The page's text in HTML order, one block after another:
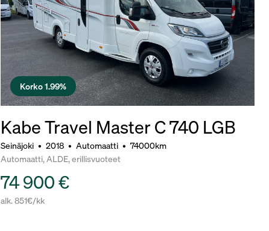
Korko 1.99%
Kabe Travel Master C 740 LGB
Seinäjoki • 2018 • Automaatti • 74000km
Automaatti, ALDE, erillisvuoteet
74 900 €
alk. 851€/kk